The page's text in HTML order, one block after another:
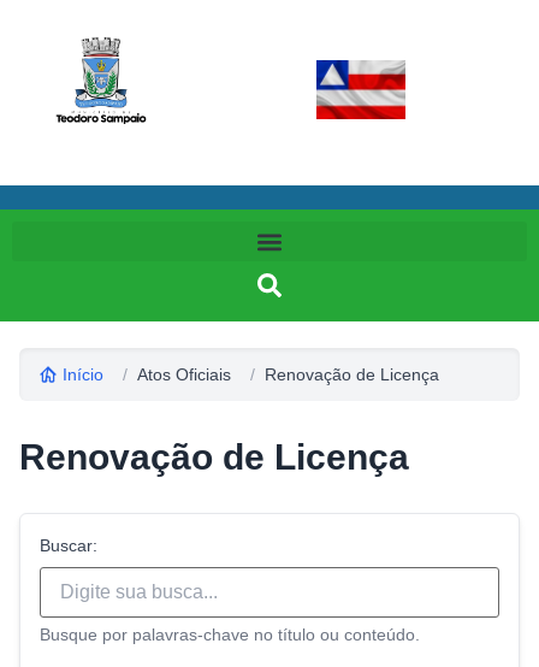
Início / Atos Oficiais / Renovação de Licença
Renovação de Licença
Buscar:
Busque por palavras-chave no título ou conteúdo.